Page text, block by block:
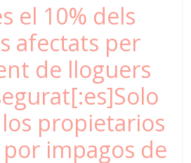
el 10% dels
afectats per
de lloguers
propietarios
impagos de